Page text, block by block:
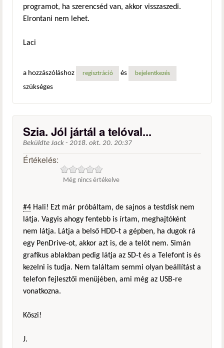
programot, ha szerencséd van, akkor visszaszedi.
Elrontani nem lehet.
Laci
a hozzászóláshoz regisztráció és bejelentkezés
szükséges
Szia. Jól jártál a telóval...
Beküldte Jack - 2018. okt. 20. 20:37
Értékelés:
Még nincs értékelve
#4 Hali! Ezt már próbáltam, de sajnos a testdisk nem
látja. Vagyis ahogy fentebb is írtam, meghajtóként
nem látja. Látja a belső HDD-t a gépben, ha dugok rá
egy PenDrive-ot, akkor azt is, de a telót nem. Simán
grafikus ablakban pedig látja az SD-t és a Telefont is és
kezelni is tudja. Nem találtam semmi olyan beállítást a
telefon fejlesztői menüjében, ami még az USB-re
vonatkozna.
Köszi!
J.